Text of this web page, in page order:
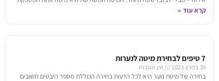
3 משטחי
קרא עוד »
7 טיפים לבחירת מיטה לנערות
30 במרץ 2023 אין תגובות
בחירה של מיטת נוער היא לכל הדעות בחירה הכוללת מספר היבטים חשובים